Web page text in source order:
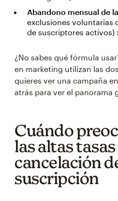
Abandono mensual de
exclusiones voluntarias
de suscriptores activos)
¿No sabes qué fórmula
en marketing utilizan las
quieres ver una campaña
atrás para ver el panorama
Cuándo
las altas
cancelación
suscripción